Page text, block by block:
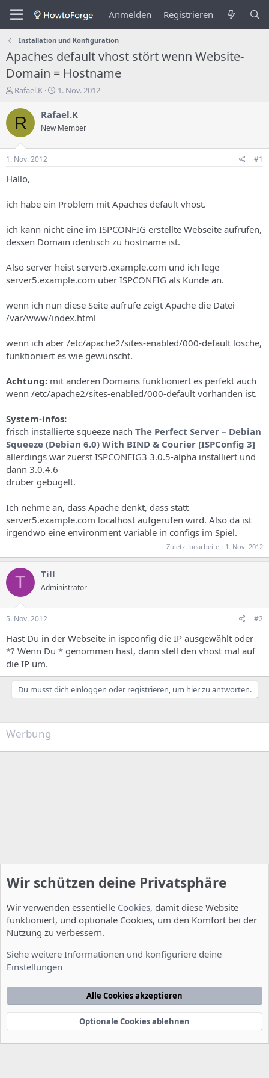
Anmelden Registrieren
Installation und Konfiguration
Apaches default vhost stört wenn Website-
Domain = Hostname
E
s
e
l
e
r
s
h
e
s
Rafael.K
E
s
e
d
t
u
1. Nov. 2012
R Rafael.K
New Member
1. Nov. 2012 #1
Hallo,
ich habe ein Problem mit Apaches default vhost.
ich kann nicht eine im ISPCONFIG erstellte Webseite aufrufen,
dessen Domain identisch zu hostname ist.
Also server heist server5.example.com und ich lege
server5.example.com über ISPCONFIG als Kunde an.
wenn ich nun diese Seite aufrufe zeigt Apache die Datei
/var/www/index.html
wenn ich aber /etc/apache2/sites-enabled/000-default lösche,
funktioniert es wie gewünscht.
Achtung: mit anderen Domains funktioniert es perfekt auch
wenn /etc/apache2/sites-enabled/000-default vorhanden ist.
System-infos:
frisch installierte squeeze nach The Perfect Server – Debian
Squeeze (Debian 6.0) With BIND & Courier [ISPConfig 3]
allerdings war zuerst ISPCONFIG3 3.0.5-alpha installiert und
dann 3.0.4.6
drüber gebügelt.
Ich nehme an, dass Apache denkt, dass statt
server5.example.com localhost aufgerufen wird. Also da ist
irgendwo eine environment variable in configs im Spiel.
Zuletzt bearbeitet: 1. Nov. 2012
T Till
Administrator
5. Nov. 2012 #2
Hast Du in der Webseite in ispconfig die IP ausgewählt oder
*? Wenn Du * genommen hast, dann stell den vhost mal auf
die IP um.
Du musst dich einloggen oder registrieren, um hier zu antworten.
Werbung
Nutzungsbedingungen Datenschutzerklärung
Startseite
e
Community platform by XenForo® © 2010-2022 XenForo Ltd.
xenDach©2010-2014
Wir schützen deine Privatsphäre
Wir verwenden essentielle Cookies, damit diese Website
funktioniert, und optionale Cookies, um den Komfort bei der
Nutzung zu verbessern.
Siehe weitere Informationen und konfiguriere deine
Einstellungen
Alle Cookies akzeptieren
Optionale Cookies ablehnen